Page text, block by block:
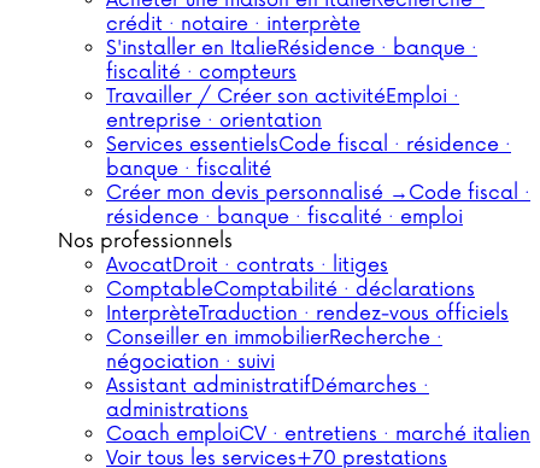
crédit · notaire · interprète
S'installer en ItalieRésidence · banque ·
fiscalité · compteurs
Travailler / Créer son activitéEmploi ·
entreprise · orientation
Services essentielsCode fiscal · résidence ·
banque · fiscalité
Créer mon devis personnalisé → Code fiscal ·
résidence · banque · fiscalité · emploi
Nos professionnels
AvocatDroit · contrats · litiges
ComptableComptabilité · déclarations
InterprèteTraduction · rendez-vous officiels
Conseiller en immobilierRecherche ·
négociation · suivi
Assistant administratifDémarches ·
administrations
Coach emploiCV · entretiens · marché italien
Voir tous les services+70 prestations